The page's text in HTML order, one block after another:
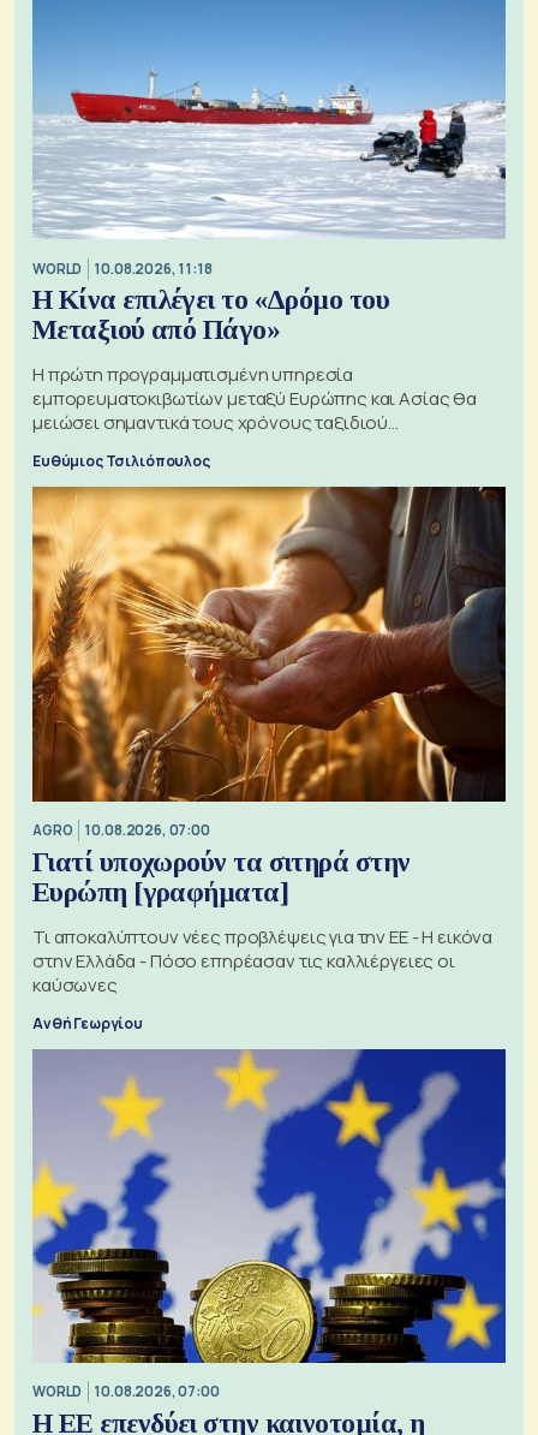
WORLD 10.08.2026, 11:18
Η Κίνα επιλέγει το «Δρόμο του
Μεταξιού από Πάγο»
Η πρώτη προγραμματισμένη υπηρεσία
εμπορευματοκιβωτίων μεταξύ Ευρώπης και Ασίας θα
μειώσει σημαντικά τους χρόνους ταξιδιού
χρησιμοποιώντας την Αρκτική ως πλωτή οδό
Ευθύμιος Τσιλιόπουλος
AGRO 10.08.2026, 07:00
Γιατί υποχωρούν τα σιτηρά στην
Ευρώπη [γραφήματα]
Τι αποκαλύπτουν νέες προβλέψεις για την ΕΕ - Η εικόνα
στην Ελλάδα - Πόσο επηρέασαν τις καλλιέργειες οι
καύσωνες
Ανθή Γεωργίου
WORLD 10.08.2026, 07:00
Η ΕΕ επενδύει στην καινοτομία, η